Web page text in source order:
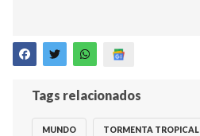
Tags relacionados
MUNDO TORMENTA TROPICAL